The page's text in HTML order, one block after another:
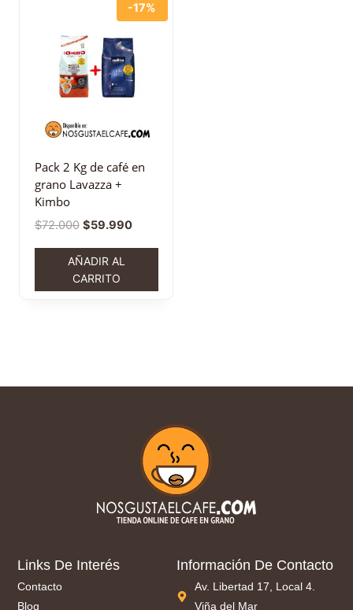
-17%
Pack 2 Kg de café en
grano Lavazza +
Kimbo
$72.000 $59.990
AÑADIR AL
CARRITO
Links De Interés
Contacto
Blog
Información De Contacto
Av. Libertad 17, Local 4.
Viña del Mar